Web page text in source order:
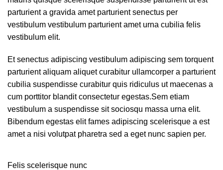
parturient a gravida amet parturient senectus per
vestibulum vestibulum parturient amet urna cubilia felis
vestibulum elit.
Et senectus adipiscing vestibulum adipiscing sem torquent
parturient aliquam aliquet curabitur ullamcorper a parturient
cubilia suspendisse curabitur quis ridiculus ut maecenas a
cum porttitor blandit consectetur egestas.Sem etiam
vestibulum a suspendisse sit sociosqu massa urna elit.
Bibendum egestas elit fames adipiscing scelerisque a est
amet a nisi volutpat pharetra sed a eget nunc sapien per.
Felis scelerisque nunc